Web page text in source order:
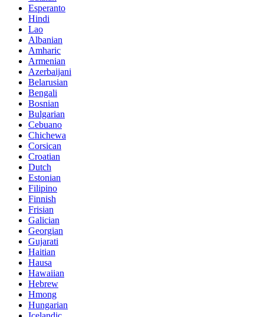
Esperanto
Hindi
Lao
Albanian
Amharic
Armenian
Azerbaijani
Belarusian
Bengali
Bosnian
Bulgarian
Cebuano
Chichewa
Corsican
Croatian
Dutch
Estonian
Filipino
Finnish
Frisian
Galician
Georgian
Gujarati
Haitian
Hausa
Hawaiian
Hebrew
Hmong
Hungarian